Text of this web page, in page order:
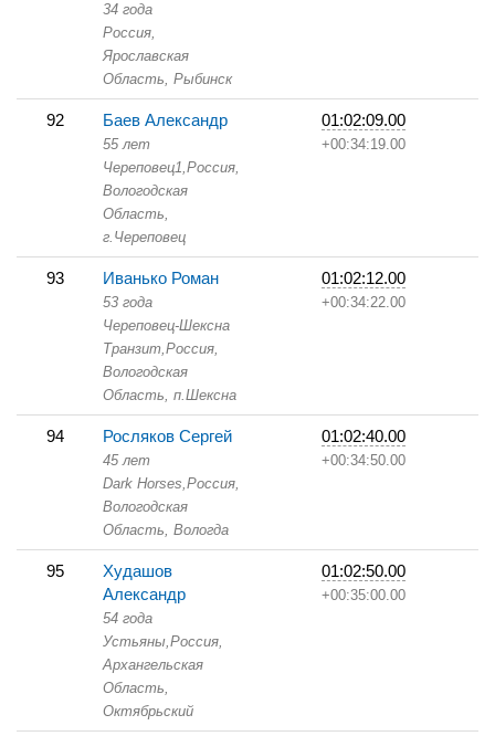
34 года
Россия,
Ярославская
Область, Рыбинск
92 Баев Александр
55 лет
Череповец1,Россия,
Вологодская
Область,
г.Череповец
01:02:09.00
+00:34:19.00
93 Иванько Роман
53 года
Череповец-Шексна
Транзит,Россия,
Вологодская
Область, п.Шексна
01:02:12.00
+00:34:22.00
94 Росляков Сергей
45 лет
Dark Horses,Россия,
Вологодская
Область, Вологда
01:02:40.00
+00:34:50.00
95
Худашов
Александр
54 года
Устьяны,Россия,
Архангельская
Область,
Октябрьский
01:02:50.00
+00:35:00.00